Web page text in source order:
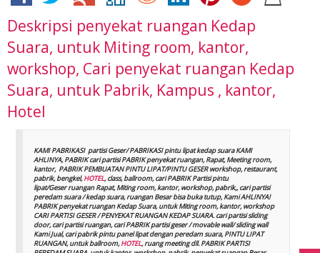
Deskripsi penyekat ruangan Kedap
Suara, untuk Miting room, kantor,
workshop, Cari penyekat ruangan Kedap
Suara, untuk Pabrik, Kampus , kantor,
Hotel
KAMI PABRIKASI partisi Geser/ PABRIKASI pintu lipat kedap suara KAMI
AHLINYA, PABRIK cari partisi PABRIK penyekat ruangan, Rapat, Meeting room,
kantor, PABRIK PEMBUATAN PINTU LIPAT/PINTU GESER workshop, restaurant,
pabrik, bengkel,HOTEL, class, ballroom, cari PABRIK Partisi pintu
lipat/Geser ruangan Rapat, Miting room, kantor, workshop, pabrik,, cari partisi
peredam suara / kedap suara, ruangan Besar bisa buka tutup, Kami AHLINYA!
PABRIK penyekat ruangan Kedap Suara, untuk Miting room, kantor, workshop
CARI PARTISI GESER / PENYEKAT RUANGAN KEDAP SUARA. cari partisi sliding
door, cari partisi ruangan, cari PABRIK partisi geser / movable wall/ sliding wall
Kami Jual, cari pabrik pintu panel lipat dengan peredam suara, PINTU LIPAT
RUANGAN, untuk ballroom,HOTEL, ruang meeting dll. PABRIK PARTISI